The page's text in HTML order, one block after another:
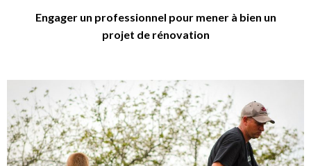
Engager un professionnel pour mener à bien un
projet de rénovation